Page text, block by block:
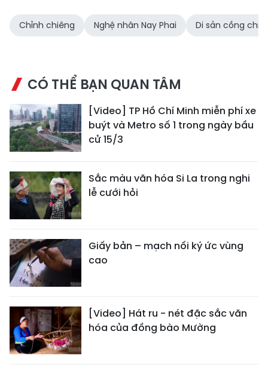
Chỉnh chiêng Nghệ nhân Nay Phai Di sản cồng
CÓ THỂ BẠN QUAN TÂM
[Video] TP Hồ Chí Minh miễn phí xe
buýt và Metro số 1 trong ngày bầu
cử 15/3
Sắc màu văn hóa Si La trong nghi
lễ cưới hỏi
Giấy bản – mạch nối ký ức vùng
cao
[Video] Hát ru - nét đặc sắc văn
hóa của đồng bào Mường